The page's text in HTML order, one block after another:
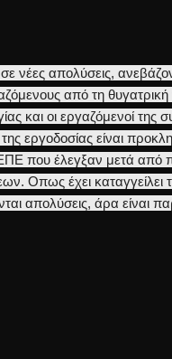
απολύσεις,
από τη
και οι εργαζόμενοί
εργοδοσίας είναι
που έλεγξαν μετά από
Οπως έχει
απολύσεις, άρα είναι